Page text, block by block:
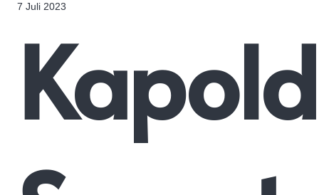
7 Juli 2023